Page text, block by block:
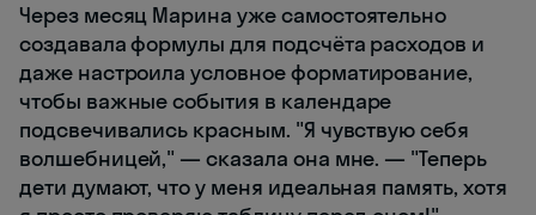
Через месяц Марина уже самостоятельно
создавала формулы для подсчёта расходов и
даже настроила условное форматирование,
чтобы важные события в календаре
подсвечивались красным. "Я чувствую себя
волшебницей," — сказала она мне. — "Теперь
дети думают, что у меня идеальная память, хотя